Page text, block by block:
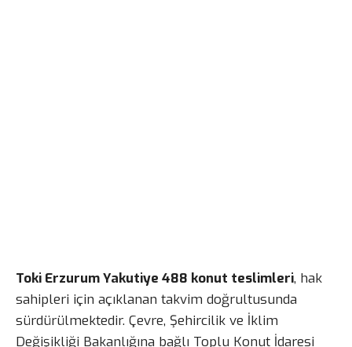
Toki Erzurum Yakutiye 488 konut teslimleri, hak
sahipleri için açıklanan takvim doğrultusunda
sürdürülmektedir. Çevre, Şehircilik ve İklim
Değişikliği Bakanlığına bağlı Toplu Konut İdaresi